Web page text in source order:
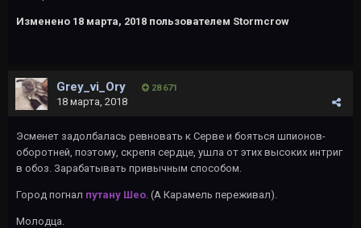
Изменено 18 марта, 2018 пользователем Stormcrow
Grey_vi_Ory 28 671
18 марта, 2018
Эсменет задолбалась ревновать к Серве и бояться шпионов-
оборотней, поэтому, скрепя сердце, ушла от этих высоких интриг
в обоз. Зарабатывать привычным способом.
Город погнал путану Шео. (А Карамель переживал).
Молодца.